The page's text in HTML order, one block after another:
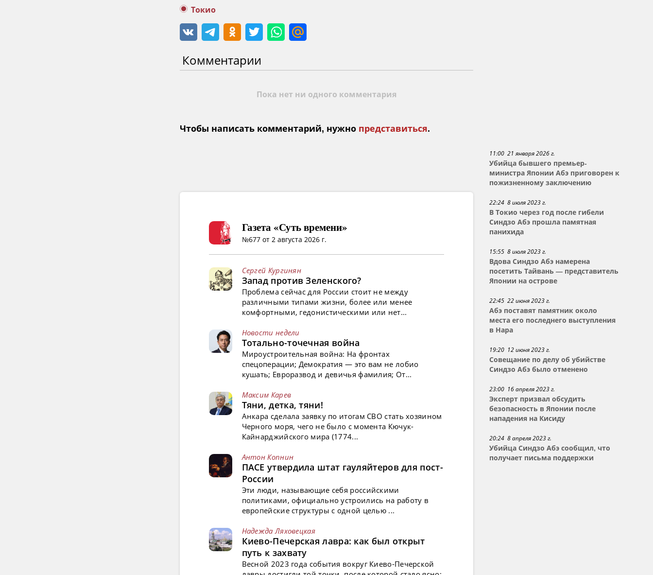
Токио
Комментарии
Пока нет ни одного комментария
Чтобы написать комментарий, нужно представиться.
11:00 21 января 2026 г.
Убийца бывшего премьер-
министра Японии Абэ приговорен к
пожизненному заключению
22:24 8 июля 2023 г.
В Токио через год после гибели
Синдзо Абэ прошла памятная
панихида
15:55 8 июля 2023 г.
Вдова Синдзо Абэ намерена
посетить Тайвань — представитель
Японии на острове
22:45 22 июня 2023 г.
Абэ поставят памятник около
места его последнего выступления
в Нара
19:20 12 июня 2023 г.
Совещание по делу об убийстве
Синдзо Абэ было отменено
23:00 16 апреля 2023 г.
Эксперт призвал обсудить
безопасность в Японии после
нападения на Кисиду
20:24 8 апреля 2023 г.
Убийца Синдзо Абэ сообщил, что
получает письма поддержки
Газета «Суть времени»
№677 от 2 августа 2026 г.
Сергей Кургинян
Запад против Зеленского?
Проблема сейчас для России стоит не между
различными типами жизни, более или менее
комфортными, гедонистическими или нет...
Новости недели
Тотально-точечная война
Мироустроительная война: На фронтах
спецоперации; Демократия — это вам не лобио
кушать; Евроразвод и девичья фамилия; От...
Максим Карев
Тяни, детка, тяни!
Анкара сделала заявку по итогам СВО стать хозяином
Черного моря, чего не было с момента Кючук-
Кайнарджийского мира (1774...
Антон Копнин
ПАСЕ утвердила штат гауляйтеров для пост-
России
Эти люди, называющие себя российскими
политиками, официально устроились на работу в
европейские структуры с одной целью ...
Надежда Ляховецкая
Киево-Печерская лавра: как был открыт
путь к захвату
Весной 2023 года события вокруг Киево-Печерской